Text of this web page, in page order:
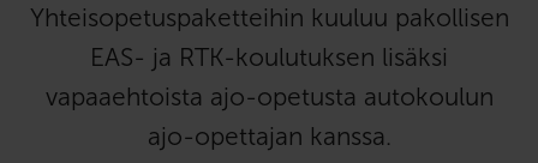
Yhteisopetuspaketteihin kuuluu pakollisen
EAS- ja RTK-koulutuksen lisäksi
vapaaehtoista ajo-opetusta autokoulun
ajo-opettajan kanssa.